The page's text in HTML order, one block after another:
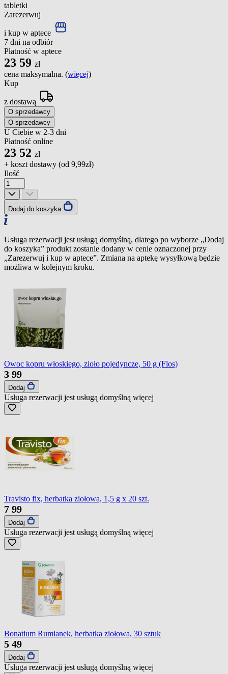
tabletki
Zarezerwuj
i kup w aptece
7 dni na odbiór
Płatność w aptece
23 59 zł
cena maksymalna. (więcej)
Kup
z dostawą
O sprzedawcy
O sprzedawcy
U Ciebie w 2-3 dni
Płatność online
23 52 zł
+ koszt dostawy (od 9,99zł)
Ilość
Dodaj do koszyka
Usługa rezerwacji jest usługą domyślną, dlatego po wyborze „Dodaj
do koszyka” produkt zostanie dodany w cenie oznaczonej przy
„Zarezerwuj i kup w aptece”. Zmiana na aptekę wysyłkową będzie
możliwa w kolejnym kroku.
Owoc kopru włoskiego, zioło pojedyncze, 50 g (Flos)
3 99
Dodaj
Usługa rezerwacji jest usługą domyślną więcej
Travisto fix, herbatka ziołowa, 1,5 g x 20 szt.
7 99
Dodaj
Usługa rezerwacji jest usługą domyślną więcej
Bonatium Rumianek, herbatka ziołowa, 30 sztuk
5 49
Dodaj
Usługa rezerwacji jest usługą domyślną więcej